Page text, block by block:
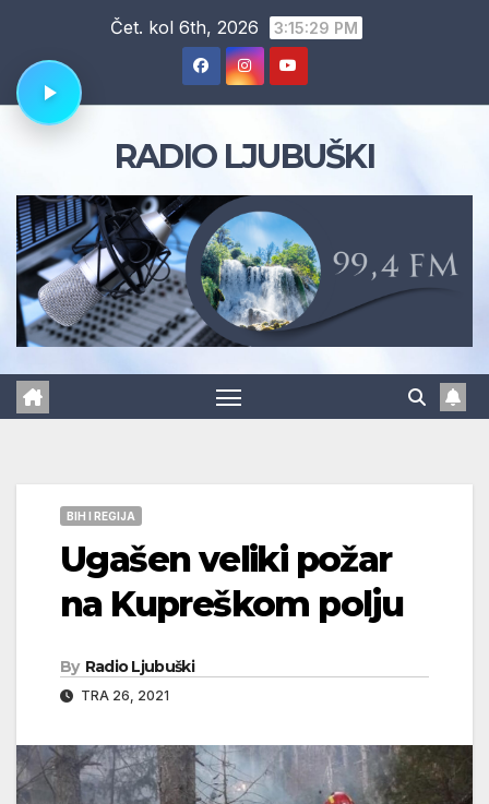
content
Čet. kol 6th, 2026 3:15:30 PM
RADIO LJUBUŠKI
BIH I REGIJA
Ugašen veliki požar
na Kupreškom polju
By Radio Ljubuški
TRA 26, 2021